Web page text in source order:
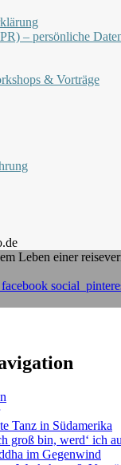
– persönliche
& Vorträge
Leben einer
Tanz in Südamerika
groß bin, werd‘ ich
im Gegenwind